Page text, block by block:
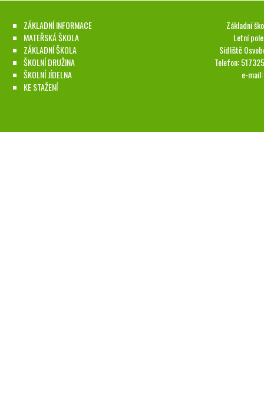
ZÁKLADNÍ INFORMACE
MATEŘSKÁ ŠKOLA
ZÁKLADNÍ ŠKOLA
ŠKOLNÍ DRUŽINA
ŠKOLNÍ JÍDELNA
KE STAŽENÍ
Základní
Letní
Sídliště
Telefon:
e-mail: